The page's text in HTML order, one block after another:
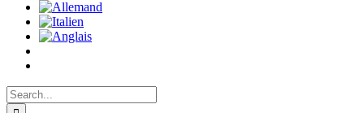
Search
for: